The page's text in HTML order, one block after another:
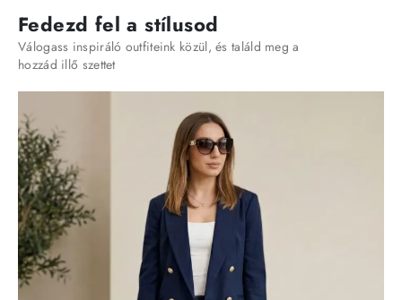
Fedezd fel a stílusod
Válogass inspiráló outfiteink közül, és találd meg a
hozzád illő szettet